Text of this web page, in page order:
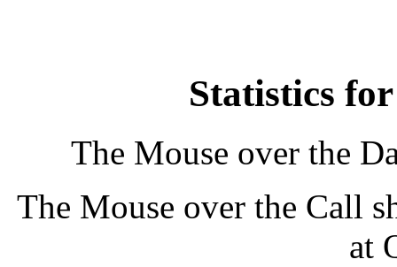
Statistics
The Mouse over the
The Mouse over the Call
at